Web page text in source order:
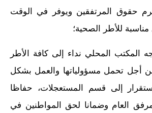
حقوق المرتفقين ويوفر في الوقت
للأطر الصحية؛
المكتب المحلي نداء إلى كافة الأطر
من أجل تحمل مسؤولياتها والعمل بشكل
إلى قسم المستعجلات، حفاظا
العام وضمانا لحق المواطنين في